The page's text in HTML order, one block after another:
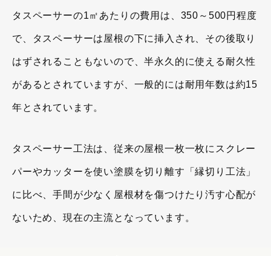
タスペーサーの1㎡あたりの費用は、350～500円程度
で、タスペーサーは屋根の下に挿入され、その後取り
はずされることもないので、半永久的に使える耐久性
があるとされていますが、一般的には耐用年数は約15
年とされています。
タスペーサー工法は、従来の屋根一枚一枚にスクレー
パーやカッターを使い塗膜を切り離す「縁切り工法」
に比べ、手間が少なく屋根材を傷つけたり汚す心配が
ないため、現在の主流となっています。